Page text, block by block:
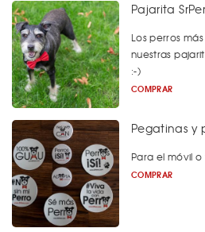
Pajarita
Los perros
nuestras
:-)
COMPRAR
Pegatinas y
Para el móvil
COMPRAR